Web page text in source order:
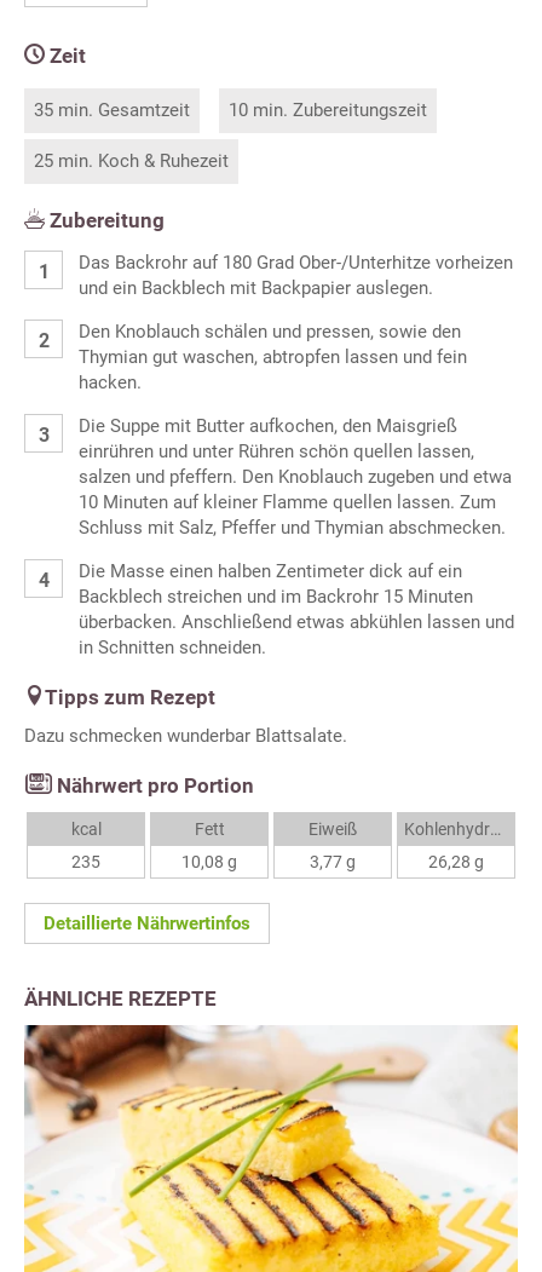
Zeit
35 min. Gesamtzeit 10 min. Zubereitungszeit
25 min. Koch & Ruhezeit
Zubereitung
Das Backrohr auf 180 Grad Ober-/Unterhitze vorheizen
und ein Backblech mit Backpapier auslegen.
Den Knoblauch schälen und pressen, sowie den
Thymian gut waschen, abtropfen lassen und fein
hacken.
Die Suppe mit Butter aufkochen, den Maisgrieß
einrühren und unter Rühren schön quellen lassen,
salzen und pfeffern. Den Knoblauch zugeben und etwa
10 Minuten auf kleiner Flamme quellen lassen. Zum
Schluss mit Salz, Pfeffer und Thymian abschmecken.
Die Masse einen halben Zentimeter dick auf ein
Backblech streichen und im Backrohr 15 Minuten
überbacken. Anschließend etwas abkühlen lassen und
in Schnitten schneiden.
Tipps zum Rezept
Dazu schmecken wunderbar Blattsalate.
Nährwert pro Portion
kcal
235
Fett
10,08 g
Eiweiß
3,77 g
Kohlenhydrate
26,28 g
Detaillierte Nährwertinfos
ÄHNLICHE REZEPTE